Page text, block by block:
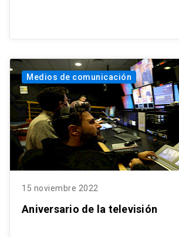
Medios de comunicación
15 noviembre 2022
Aniversario de la televisión